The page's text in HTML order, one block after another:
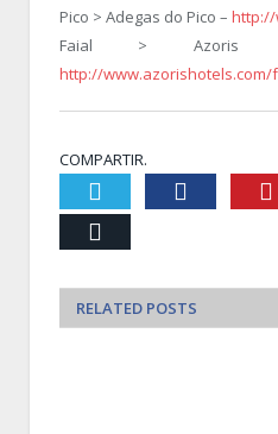
Pico > Adegas do Pico – http://
Faial > Azoris
http://
COMPARTIR.
Facebook
RELATED POSTS